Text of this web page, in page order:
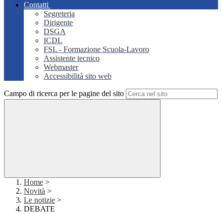
Contatti
Segreteria
Dirigente
DSGA
ICDL
FSL - Formazione Scuola-Lavoro
Assistente tecnico
Webmaster
Accessibilità sito web
Campo di ricerca per le pagine del sito
Home >
Novità >
Le notizie >
DEBATE